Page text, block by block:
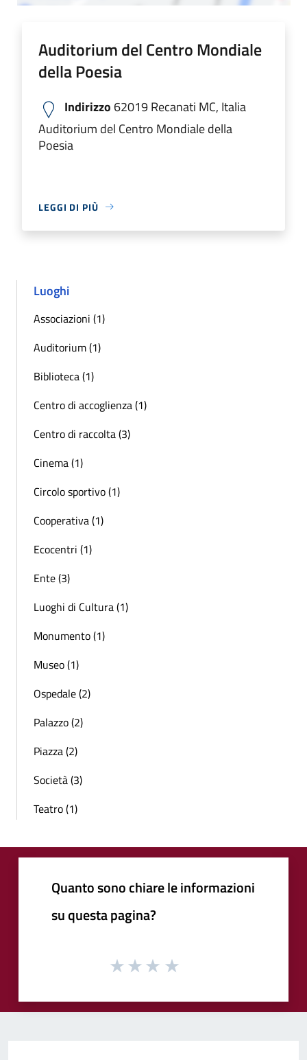
Auditorium del Centro Mondiale
della Poesia
Indirizzo 62019 Recanati MC, Italia
Auditorium del Centro Mondiale della
Poesia
LEGGI DI PIÙ
Luoghi
Associazioni (1)
Auditorium (1)
Biblioteca (1)
Centro di accoglienza (1)
Centro di raccolta (3)
Cinema (1)
Circolo sportivo (1)
Cooperativa (1)
Ecocentri (1)
Ente (3)
Luoghi di Cultura (1)
Monumento (1)
Museo (1)
Ospedale (2)
Palazzo (2)
Piazza (2)
Società (3)
Teatro (1)
Quanto sono chiare le informazioni
su questa pagina?